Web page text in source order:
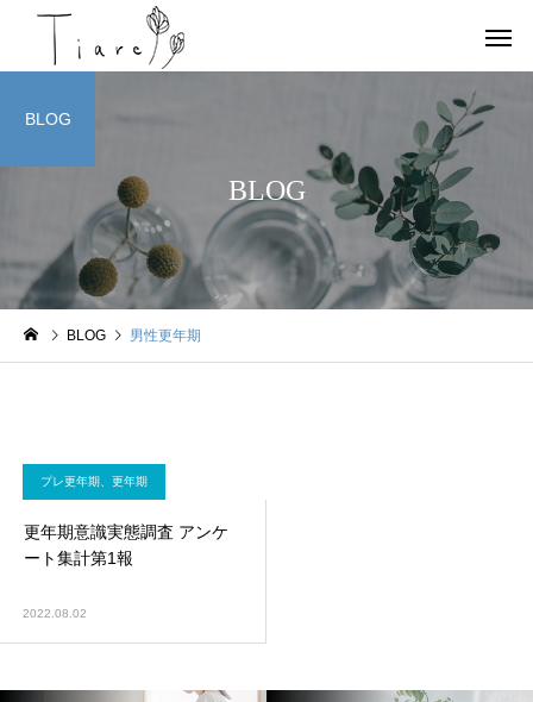
お店情報
京都北部 宮津で唯一の女
のご紹介
ヨガ
OHAYOGA 25/7/27開
BLOG
BLOG
BLOG 男性更年期
プレ更年期、更年期
更年期意識実態調査 アンケ
ート集計第1報
2022.08.02